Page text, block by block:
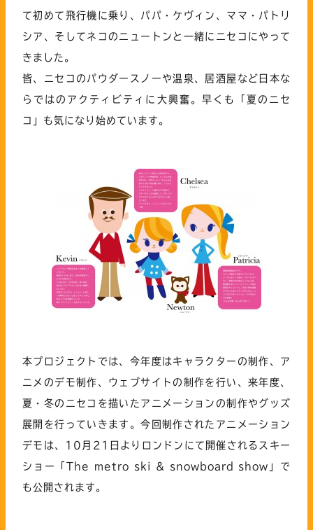
て初めて飛行機に乗り、パパ・ケヴィン、ママ・パトリ
シア、そしてネコのニュートンと一緒にニセコにやって
きました。
皆、ニセコのパウダースノーや温泉、居酒屋など日本な
らではのアクティビティに大興奮。早くも「夏のニセ
コ」も気になり始めています。
本プロジェクトでは、今年度はキャラクターの制作、ア
ニメのデモ制作、ウェブサイトの制作を行い、来年度、
夏・冬のニセコを描いたアニメーションの制作やグッズ
展開を行っていきます。今回制作されたアニメーション
デモは、10月21日よりロンドンにて開催されるスキー
ショー「The metro ski & snowboard show」で
も公開されます。